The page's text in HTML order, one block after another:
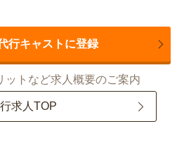
行キャストに登録
ットなど求人概要のご案内
求人TOP